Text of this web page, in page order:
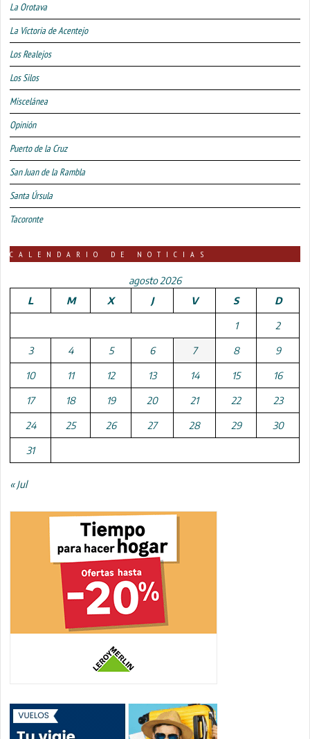
La Orotava
La Victoria de Acentejo
Los Realejos
Los Silos
Miscelánea
Opinión
Puerto de la Cruz
San Juan de la Rambla
Santa Úrsula
Tacoronte
CALENDARIO DE NOTICIAS
agosto 2026
L
M X J V S D
1 2
3 4 5 6 7 8 9
10 11 12 13 14 15 16
17 18 19 20 21 22 23
24 25 26 27 28 29 30
31
« Jul